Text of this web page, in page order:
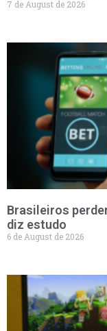
7 de August de 2026
Brasileiros
diz estudo
6 de August de 2026